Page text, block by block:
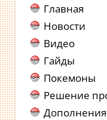
Главная
Новости
Видео
Гайды
Покемоны
Решение
Дополнения